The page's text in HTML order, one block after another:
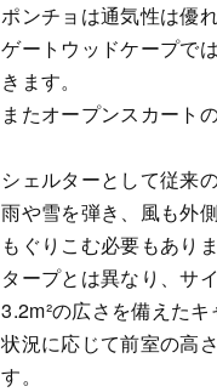
ポンチョは通気性は優
ゲートウッドケープで
きます。
またオープンスカート
シェルターとして従来
雨や雪を弾き、風も外
もぐりこむ必要もありま
タープとは異なり、サ
3.2m²の広さを備えた
状況に応じて前室の高
す。